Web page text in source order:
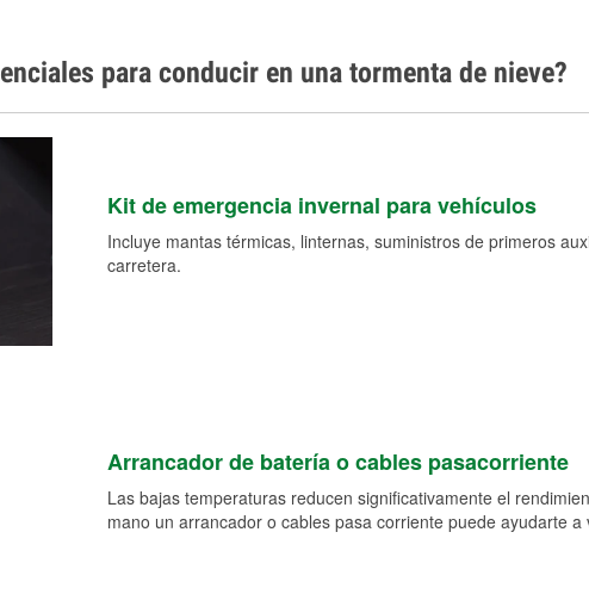
para conducir en una tormenta de nieve?
Kit de emergencia invernal para vehículos
Incluye mantas térmicas, linternas, suministros de primeros
carretera.
Arrancador de batería o cables pasacorriente
Las bajas temperaturas reducen significativamente el
mano un arrancador o cables pasa corriente puede ayudarte